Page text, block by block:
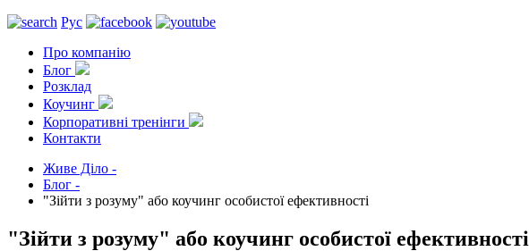
Рус
Про компанію
Блог
Розклад
Коучинг
Корпоративні тренінги
Контакти
Живе Діло -
Блог -
"Зійти з розуму" або коучинг особистої ефективності
"Зійти з розуму" або коучинг особистої ефективності